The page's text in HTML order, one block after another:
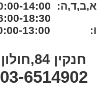
א,ב,ד,ה: 10:00-14:00
ו: 10:00-13:00
חנקין 84,חולון
03-6514902